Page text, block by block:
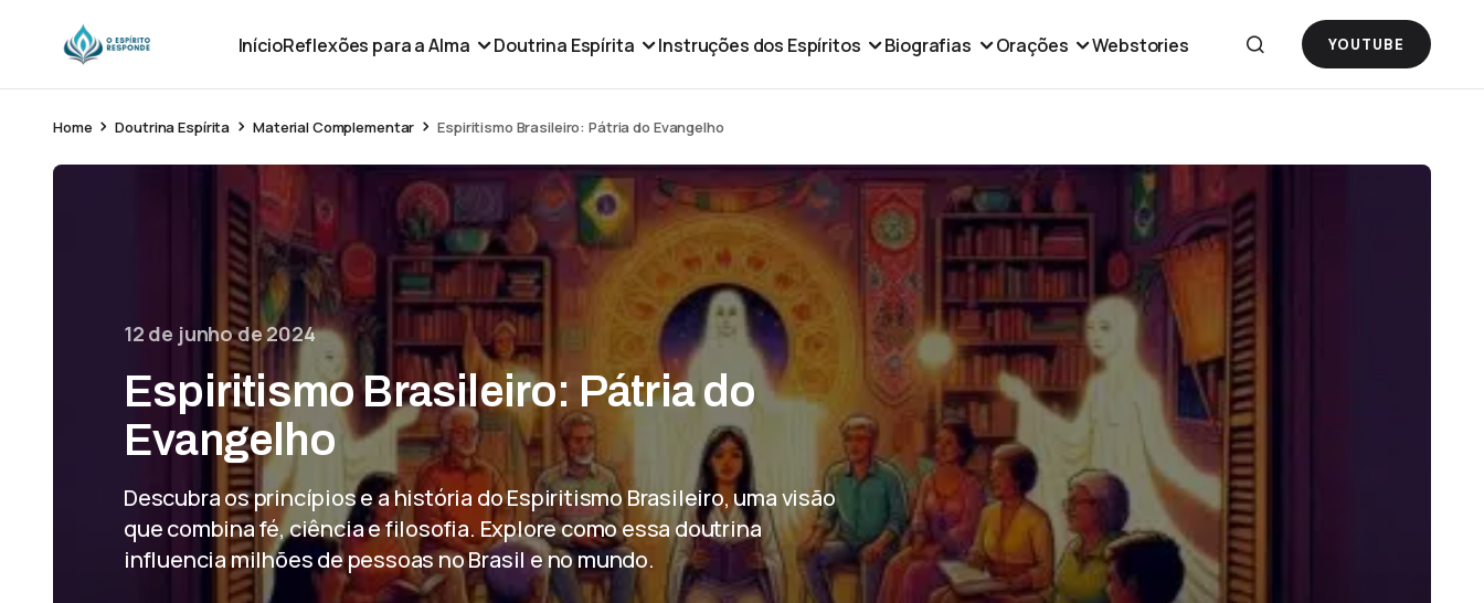
InícioReflexões para a Alma Doutrina Espírita Instruções dos Espíritos Biografias Orações Webstories YOUTUBE
Home Doutrina Espírita Material Complementar Espiritismo Brasileiro: Pátria do Evangelho
12 de junho de 2024
Espiritismo Brasileiro: Pátria do
Evangelho
Descubra os princípios e a história do Espiritismo Brasileiro, uma visão
que combina fé, ciência e filosofia. Explore como essa doutrina
influencia milhões de pessoas no Brasil e no mundo.